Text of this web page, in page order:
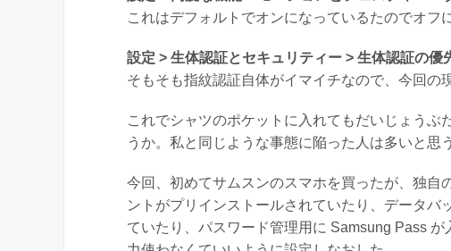
これはデフォルトでオンになっているたのでオフ
設定 > 生体認証とセキュリティー > 生体認証の優
そもそも指紋認証自体がイマイチなので、今回の
これでシャツのポケットに入れてもだいじょう
うか。私と同じような事態に陥った人は多いと思
今回、初めてサムスンのスマホを買ったが、独自
ントがプリインストールされていたり、データ
ていたり、パスワード管理用に Samsung Pass